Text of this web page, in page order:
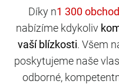
Díky n
nabízíme kdykoliv
vaší blízkosti. Všem
poskytujeme naše
odborné,